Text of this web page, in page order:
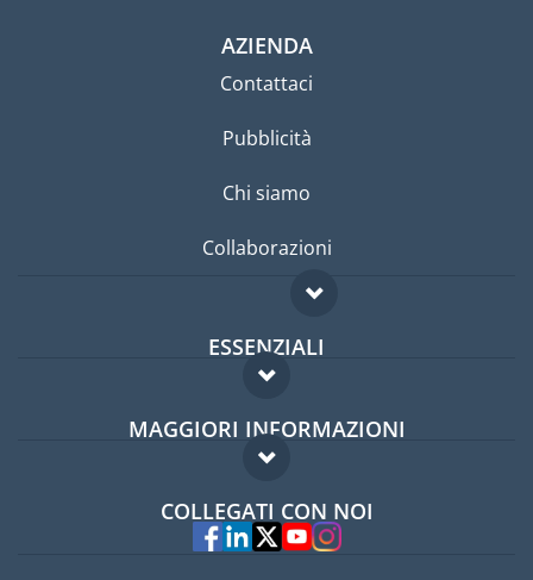
AZIENDA
Contattaci
Pubblicità
Chi siamo
Collaborazioni
ESSENZIALI
Forum per expat
Guida per expat
MAGGIORI INFORMAZIONI
Domande frequenti
Esperti
COLLEGATI CON NOI